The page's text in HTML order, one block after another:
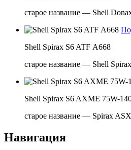
старое название — Shell
Shell Spirax S6 ATF А668
старое название — Shell
Shell Spirax S6 AXME 75W-
старое название — Spirax
Навигация